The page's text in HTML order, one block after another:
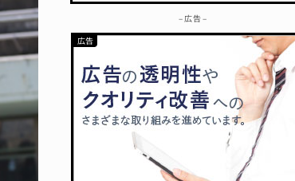
– 広告 –